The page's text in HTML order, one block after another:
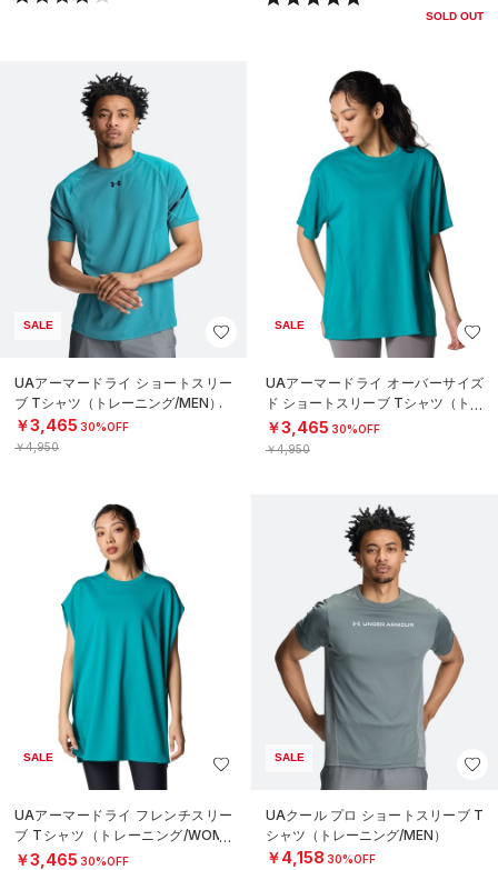
SOLD OUT
SALE
UAアーマードライ ショートスリー
ブ Tシャツ（トレーニング/MEN）
￥3,465 30%OFF
￥4,950
SALE
UAアーマードライ オーバーサイズ
ド ショートスリーブ Tシャツ（トレ
ーニング/WOMEN）
￥3,465 30%OFF
￥4,950
SALE
UAアーマードライ フレンチスリー
ブ Tシャツ（トレーニング/WOME
N）
￥3,465 30%OFF
SALE
UAクール プロ ショートスリーブ T
シャツ（トレーニング/MEN）
￥4,158 30%OFF